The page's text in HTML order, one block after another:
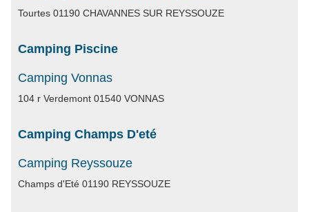
Tourtes 01190 CHAVANNES SUR REYSSOUZE
Camping Piscine
Camping Vonnas
104 r Verdemont 01540 VONNAS
Camping Champs D'eté
Camping Reyssouze
Champs d'Eté 01190 REYSSOUZE